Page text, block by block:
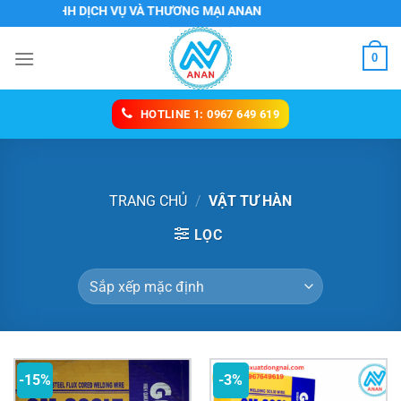
đến
nội
TNHH DỊCH VỤ VÀ THƯƠNG MẠI ANAN
0
HOTLINE 1: 0967 649 619
TRANG CHỦ / VẬT TƯ HÀN
LỌC
-15% -3%